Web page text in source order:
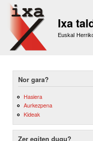
Ixa
Euskal
Nor gara?
Hasiera
Aurkezpena
Kideak
Zer egiten dugu?